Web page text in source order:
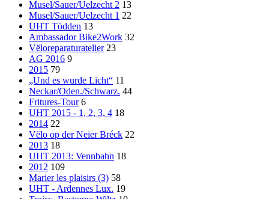
Musel/Sauer/Uelzecht 2 13
Musel/Sauer/Uelzecht 1 22
UHT Tödden 13
Ambassador Bike2Work 32
Vëloreparaturatelier 23
AG 2016 9
2015 79
„Und es wurde Licht“ 11
Neckar/Oden./Schwarz. 44
Fritures-Tour 6
UHT 2015 - 1, 2, 3, 4 18
2014 22
Vëlo op der Neier Bréck 22
2013 18
UHT 2013: Vennbahn 18
2012 109
Marier les plaisirs (3) 58
UHT - Ardennes Lux. 19